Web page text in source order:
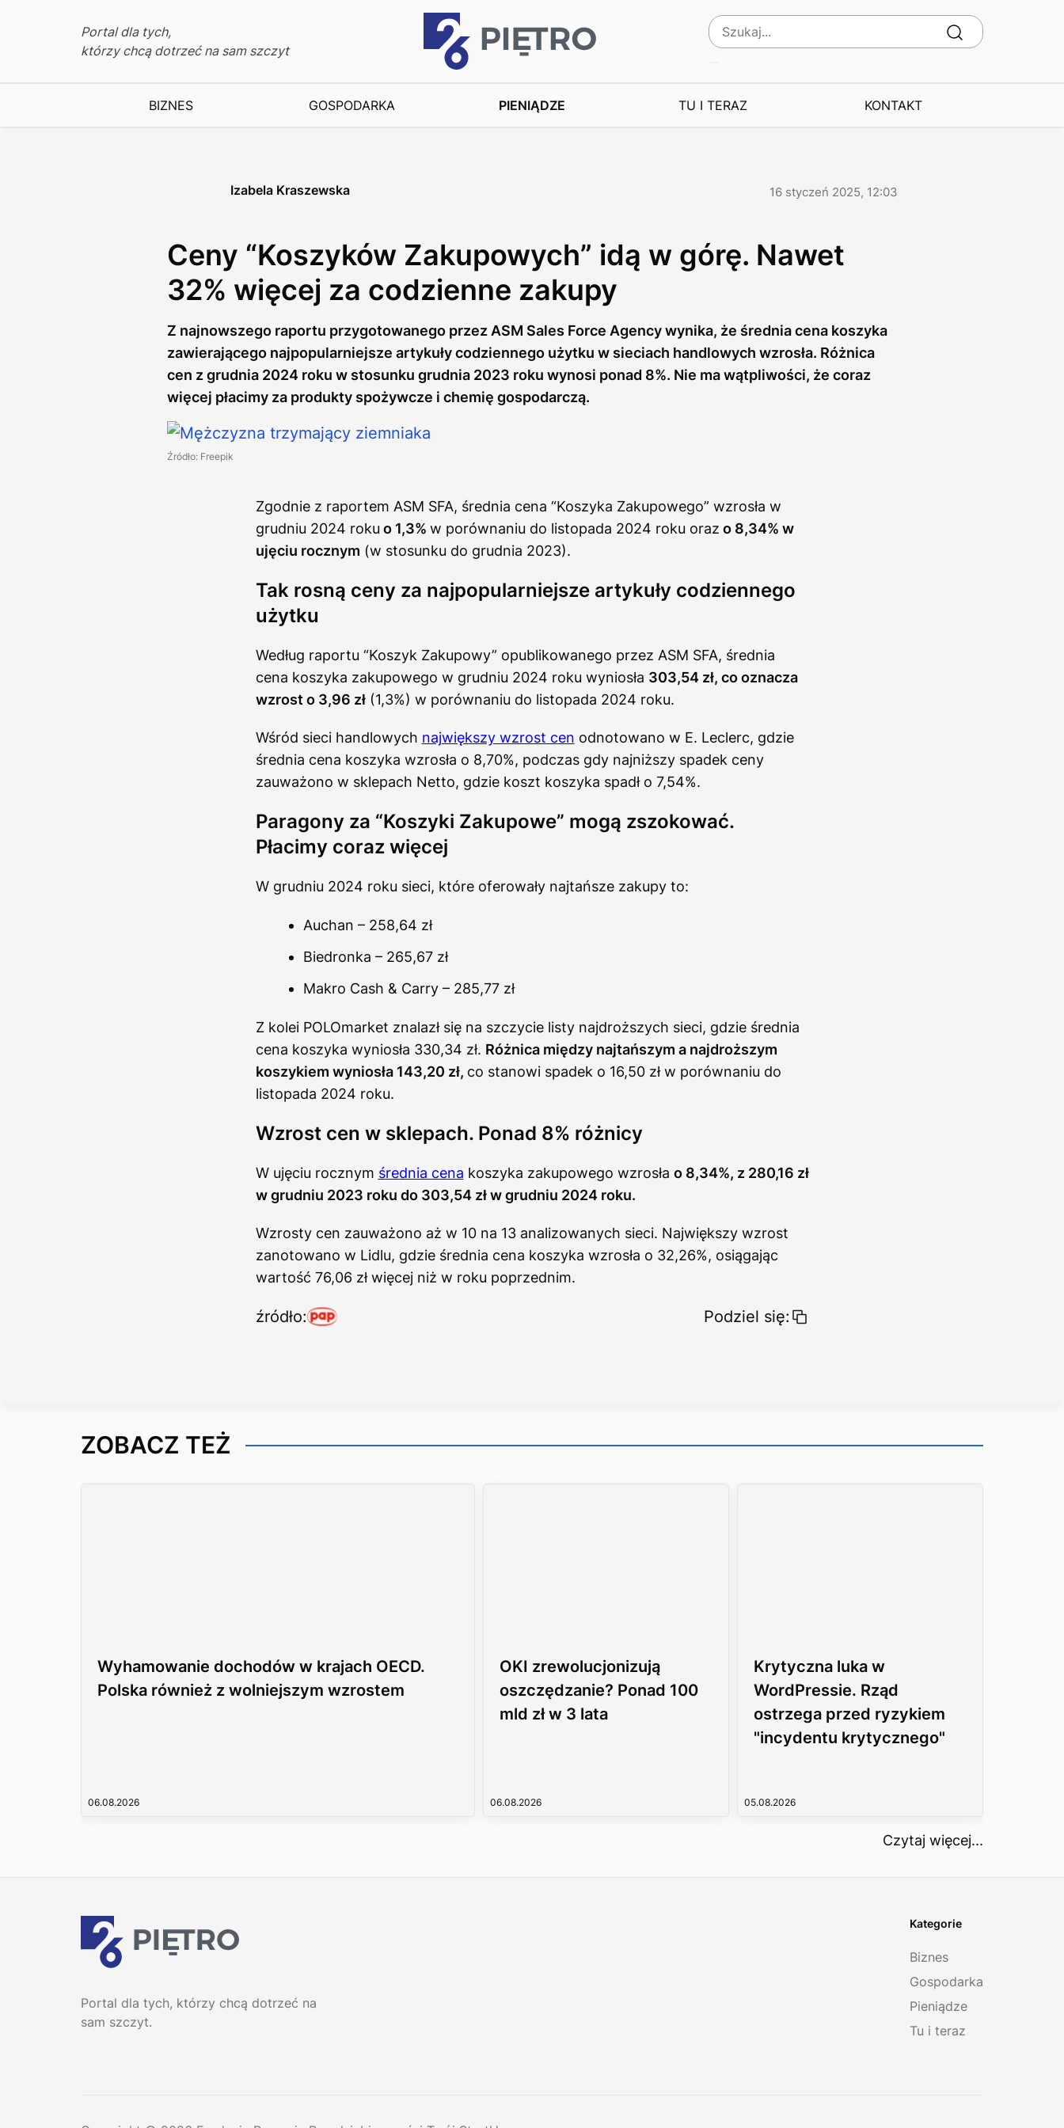
Portal dla tych,
którzy chcą dotrzeć na sam szczyt
BIZNES GOSPODARKA PIENIĄDZE TU I TERAZ KONTAKT
Izabela Kraszewska 16 styczeń 2025, 12:03
Ceny “Koszyków Zakupowych” idą w górę. Nawet
32% więcej za codzienne zakupy
Z najnowszego raportu przygotowanego przez ASM Sales Force Agency wynika, że średnia cena koszyka
zawierającego najpopularniejsze artykuły codziennego użytku w sieciach handlowych wzrosła. Różnica
cen z grudnia 2024 roku w stosunku grudnia 2023 roku wynosi ponad 8%. Nie ma wątpliwości, że coraz
więcej płacimy za produkty spożywcze i chemię gospodarczą.
Źródło: Freepik
Zgodnie z raportem ASM SFA, średnia cena “Koszyka Zakupowego” wzrosła w
grudniu 2024 roku o 1,3% w porównaniu do listopada 2024 roku oraz o 8,34% w
ujęciu rocznym (w stosunku do grudnia 2023).
Tak rosną ceny za najpopularniejsze artykuły codziennego
użytku
Według raportu “Koszyk Zakupowy” opublikowanego przez ASM SFA, średnia
cena koszyka zakupowego w grudniu 2024 roku wyniosła 303,54 zł, co oznacza
wzrost o 3,96 zł(1,3%) w porównaniu do listopada 2024 roku.
Wśród sieci handlowych największy wzrost cen odnotowano w E. Leclerc, gdzie
średnia cena koszyka wzrosła o 8,70%, podczas gdy najniższy spadek ceny
zauważono w sklepach Netto, gdzie koszt koszyka spadł o 7,54%.
Paragony za “Koszyki Zakupowe” mogą zszokować.
Płacimy coraz więcej
W grudniu 2024 roku sieci, które oferowały najtańsze zakupy to:
Auchan – 258,64 zł
Biedronka – 265,67 zł
Makro Cash & Carry – 285,77 zł
Z kolei POLOmarket znalazł się na szczycie listy najdroższych sieci, gdzie średnia
cena koszyka wyniosła 330,34 zł. Różnica między najtańszym a najdroższym
koszykiem wyniosła 143,20 zł, co stanowi spadek o 16,50 zł w porównaniu do
listopada 2024 roku.
Wzrost cen w sklepach. Ponad 8% różnicy
W ujęciu rocznym średnia cena koszyka zakupowego wzrosła o 8,34%, z 280,16 zł
w grudniu 2023 roku do 303,54 zł w grudniu 2024 roku.
Wzrosty cen zauważono aż w 10 na 13 analizowanych sieci. Największy wzrost
zanotowano w Lidlu, gdzie średnia cena koszyka wzrosła o 32,26%, osiągając
wartość 76,06 zł więcej niż w roku poprzednim.
źródło: Podziel się:
ZOBACZ TEŻ
Wyhamowanie dochodów w krajach OECD.
Polska również z wolniejszym wzrostem
06.08.2026
OKI zrewolucjonizują
oszczędzanie? Ponad 100
mld zł w 3 lata
06.08.2026
Krytyczna luka w
WordPressie. Rząd
ostrzega przed ryzykiem
"incydentu krytycznego"
05.08.2026
Czytaj więcej...
Portal dla tych, którzy chcą dotrzeć na
sam szczyt.
Kategorie
Biznes
Gospodarka
Pieniądze
Tu i teraz